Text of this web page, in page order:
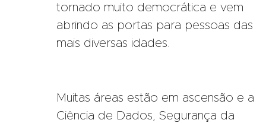
tornado muito democrática e vem
abrindo as portas para pessoas das
mais diversas idades.
Muitas áreas estão em ascensão e a
Ciência de Dados, Segurança da